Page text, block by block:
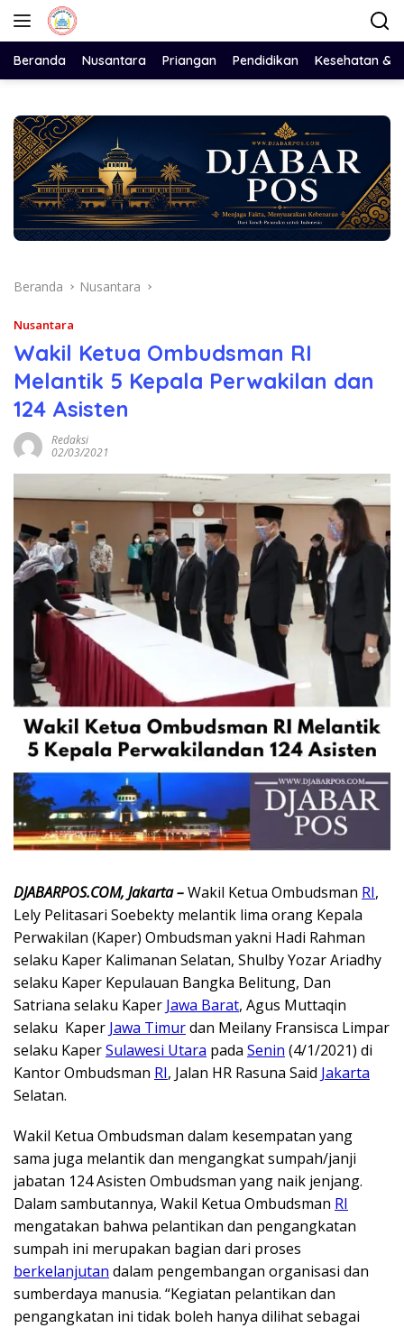
Langsung
Beranda Nusantara Priangan Pendidikan Kesehatan &
Beranda Nusantara
Nusantara
Wakil Ketua Ombudsman RI
Melantik 5 Kepala Perwakilan dan
124 Asisten
Redaksi
02/03/2021
DJABARPOS.COM, Jakarta –Wakil Ketua Ombudsman RI,
Lely Pelitasari Soebekty melantik lima orang Kepala
Perwakilan (Kaper) Ombudsman yakni Hadi Rahman
selaku Kaper Kalimanan Selatan, Shulby Yozar Ariadhy
selaku Kaper Kepulauan Bangka Belitung, Dan
Satriana selaku Kaper Jawa Barat, Agus Muttaqin
selaku Kaper Jawa Timurdan Meilany Fransisca Limpar
selaku KaperSulawesi Utara pada Senin (4/1/2021) di
Kantor Ombudsman RI, Jalan HR Rasuna Said Jakarta
Selatan.
Wakil Ketua Ombudsman dalam kesempatan yang
sama juga melantik dan mengangkat sumpah/janji
jabatan 124 Asisten Ombudsman yang naik jenjang.
Dalam sambutannya, Wakil Ketua Ombudsman RI
mengatakan bahwa pelantikan dan pengangkatan
sumpah ini merupakan bagian dari proses
berkelanjutan dalam pengembangan organisasi dan
sumberdaya manusia. “Kegiatan pelantikan dan
pengangkatan ini tidak boleh hanya dilihat sebagai